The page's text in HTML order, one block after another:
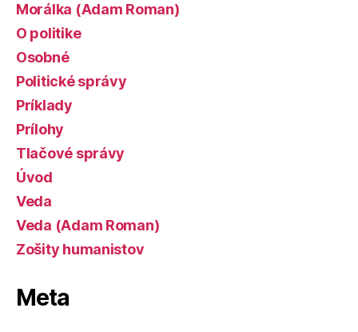
Morálka (Adam Roman)
O politike
Osobné
Politické správy
Príklady
Prílohy
Tlačové správy
Úvod
Veda
Veda (Adam Roman)
Zošity humanistov
Meta